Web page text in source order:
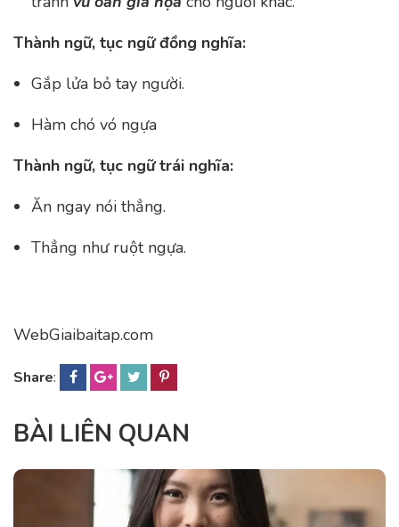
Thành ngữ, tục ngữ đồng nghĩa:
Gắp lửa bỏ tay người.
Hàm chó vó ngựa
Thành ngữ, tục ngữ trái nghĩa:
Ăn ngay nói thẳng.
Thẳng như ruột ngựa.
WebGiaibaitap.com
Share:
BÀI LIÊN QUAN